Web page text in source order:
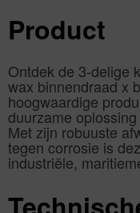
Product
Ontdek de 3-delige
wax binnendraad x
hoogwaardige
duurzame
Met zijn robuuste
tegen corrosie is
industriële,